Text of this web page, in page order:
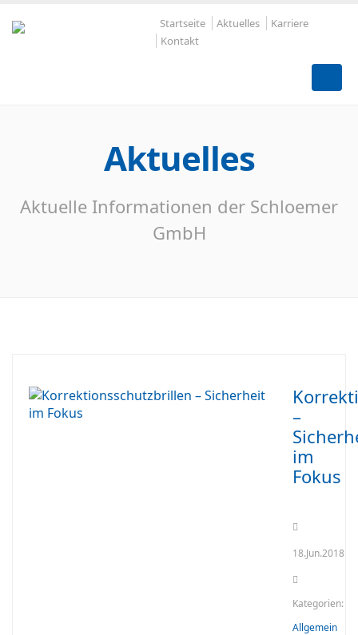
Startseite Aktuelles
Karriere
Kontakt
Aktuelles
Aktuelle Informationen der Schloemer
GmbH
–
im
Fokus
18.Jun.2018
Kategorien:
Allgemein